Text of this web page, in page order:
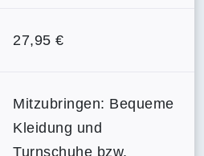
27,95 €
Mitzubringen: Bequeme
Kleidung und
Turnschuhe bzw.